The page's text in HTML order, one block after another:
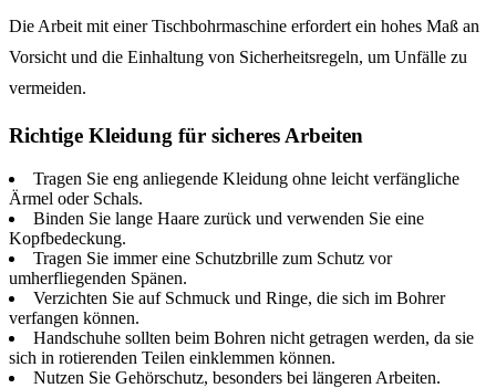
Die Arbeit mit einer Tischbohrmaschine erfordert ein hohes Maß an
Vorsicht und die Einhaltung von Sicherheitsregeln, um Unfälle zu
vermeiden.
Richtige Kleidung für sicheres Arbeiten
Tragen Sie eng anliegende Kleidung ohne leicht verfängliche
Ärmel oder Schals.
Binden Sie lange Haare zurück und verwenden Sie eine
Kopfbedeckung.
Tragen Sie immer eine Schutzbrille zum Schutz vor
umherfliegenden Spänen.
Verzichten Sie auf Schmuck und Ringe, die sich im Bohrer
verfangen können.
Handschuhe sollten beim Bohren nicht getragen werden, da sie
sich in rotierenden Teilen einklemmen können.
Nutzen Sie Gehörschutz, besonders bei längeren Arbeiten.